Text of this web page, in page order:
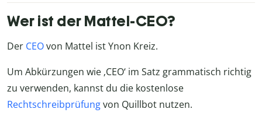
Wer ist der Mattel-CEO?
Der CEOvon Mattel ist Ynon Kreiz.
Um Abkürzungen wie ‚CEO‘ im Satz grammatisch richtig
zu verwenden, kannst du die kostenlose
Rechtschreibprüfungvon Quillbot nutzen.